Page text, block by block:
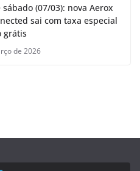
sábado (07/03): nova Aerox
sai com taxa especial
grátis
de 2026